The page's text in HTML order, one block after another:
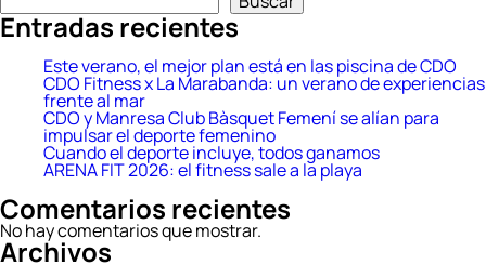
Entradas recientes
Este verano, el mejor plan está en las piscina de CDO
CDO Fitness x La Marabanda: un verano de experiencias
frente al mar
CDO y Manresa Club Bàsquet Femení se alían para
impulsar el deporte femenino
Cuando el deporte incluye, todos ganamos
ARENA FIT 2026: el fitness sale a la playa
Comentarios recientes
No hay comentarios que mostrar.
Archivos